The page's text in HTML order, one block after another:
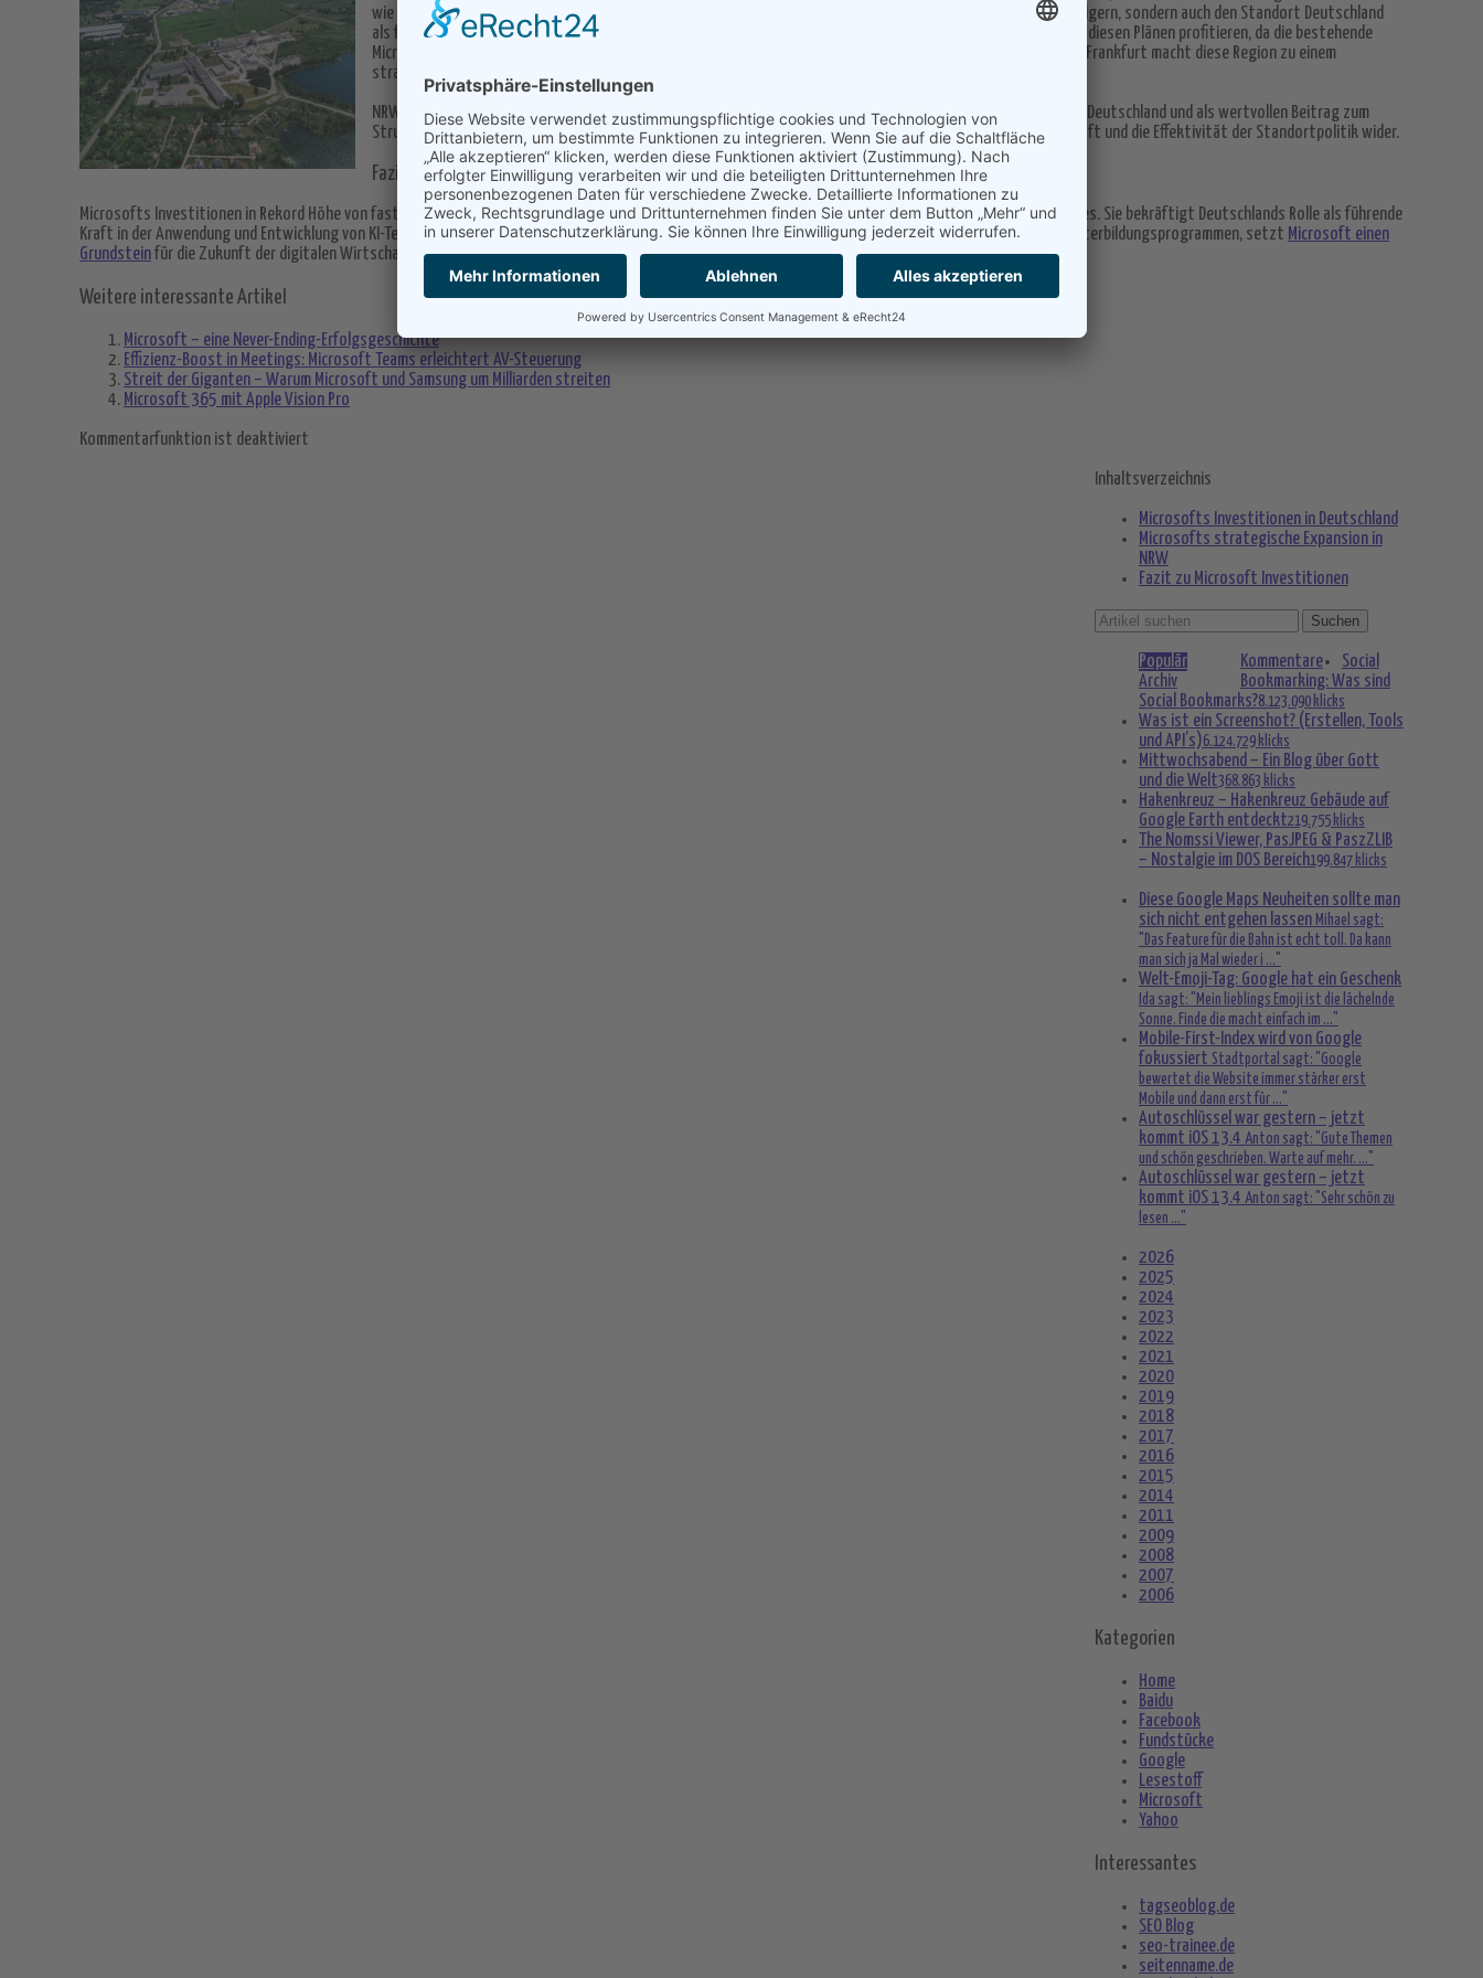
wie Bayer und RWE herzustellen. Dieser Schritt wird nicht nur die Effizienz durch reduzierte Datenlaufzeiten steigern, sondern auch den Standort Deutschland
als führendes Zentrum für digitale Infrastruktur und Technologie stärken. Auch die Rhein-Main-Region wird von diesen Plänen profitieren, da die bestehende
Microsoft-Cloud-Region Rhein-Main weiter ausgebaut wird. Die Präsenz des großen Internet-Knotens DE-CIX in Frankfurt macht diese Region zu einem
strategisch wichtigen Punkt für die Datenverarbeitung in Deutschland.
NRW-Ministerpräsident Hendrik Wüstbewertet Microsofts Investition als ein starkes Signal für den Standort Deutschland und als wertvollen Beitrag zum
Strukturwandel in der Region. Diese Investitionsentscheidung spiegelt das Vertrauen in die deutsche Wirtschaft und die Effektivität der Standortpolitik wider.
Fazit zu Microsoft Investitionen
Microsofts Investitionen in Rekord Höhe von fast 3,3 Milliarden Euro in Deutschland markiert einen Wendepunkt für die technologische Landschaft des Landes. Sie bekräftigt Deutschlands Rolle als führende
Kraft in der Anwendung und Entwicklung von KI-Technologien in Europa. Durch die Erweiterung der Cloud- und KI-Kapazitäten, gepaart mit umfangreichen Weiterbildungsprogrammen, setzt Microsoft einen
Grundsteinfür die Zukunft der digitalen Wirtschaft in Deutschland.
Weitere interessante Artikel
Microsoft – eine Never-Ending-Erfolgsgeschichte
Effizienz-Boost in Meetings: Microsoft Teams erleichtert AV-Steuerung
Streit der Giganten – Warum Microsoft und Samsung um Milliarden streiten
Microsoft 365 mit Apple Vision Pro
Kommentarfunktion ist deaktiviert
Inhaltsverzeichnis
Microsofts Investitionen in Deutschland
Microsofts strategische Expansion in
NRW
Fazit zu Microsoft Investitionen
Populär
Kommentare
Archiv
Social
Bookmarking: Was sind
Social Bookmarks?8.123.090 klicks
Was ist ein Screenshot? (Erstellen, Tools
und API’s)6.124.729 klicks
Mittwochsabend – Ein Blog über Gott
und die Welt368.863 klicks
Hakenkreuz – Hakenkreuz Gebäude auf
Google Earth entdeckt219.755 klicks
The Nomssi Viewer, PasJPEG & PaszZLIB
– Nostalgie im DOS Bereich199.847 klicks
Diese Google Maps Neuheiten sollte man
sich nicht entgehen lassen Mihael sagt:
"Das Feature für die Bahn ist echt toll. Da kann
man sich ja Mal wieder i ..."
Welt-Emoji-Tag: Google hat ein Geschenk
Ida sagt: "Mein lieblings Emoji ist die lächelnde
Sonne. Finde die macht einfach im ..."
Mobile-First-Index wird von Google
fokussiert Stadtportal sagt: "Google
bewertet die Website immer stärker erst
Mobile und dann erst für ..."
Autoschlüssel war gestern – jetzt
kommt iOS 13.4 Anton sagt: "Gute Themen
und schön geschrieben. Warte auf mehr. ..."
Autoschlüssel war gestern – jetzt
kommt iOS 13.4 Anton sagt: "Sehr schön zu
lesen ..."
2026
2025
2024
2023
2022
2021
2020
2019
2018
2017
2016
2015
2014
2011
2009
2008
2007
2006
Kategorien
Home
Baidu
Facebook
Fundstücke
Google
Lesestoff
Microsoft
Yahoo
Interessantes
tagseoblog.de
SEO Blog
seo-trainee.de
seitenname.de